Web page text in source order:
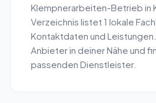
Klempnerarbeiten-Betrieb in
Verzeichnis listet 1 lokale
Kontaktdaten und
Anbieter in deiner Nähe und
passenden Dienstleister.